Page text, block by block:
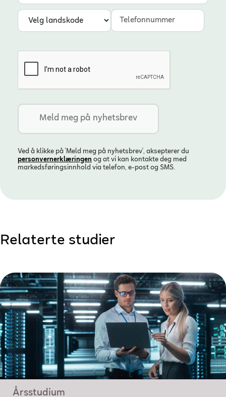
Landskode
Telefonnummer
Ved å klikke på 'Meld meg på nyhetsbrev', aksepterer du
personvern­erklæringen og at vi kan kontakte deg med
markedsføringsinnhold via telefon, e-post og SMS.
Relaterte studier
Årsstudium